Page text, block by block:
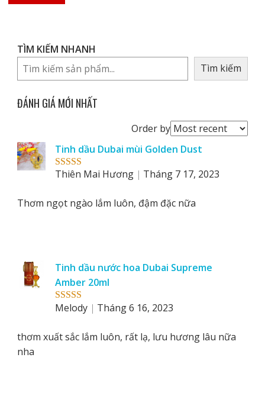
TÌM KIẾM NHANH
Tìm kiếm
ĐÁNH GIÁ MỚI NHẤT
Order byOrder
by
Rated5 out
Tinh dầu Dubai mùi Golden Dust
Thiên Mai Hương
Tháng 7 17, 2023
Thơm ngọt ngào lắm luôn, đậm đặc nữa
Rated5out
Tinh dầu nước hoa Dubai Supreme
Amber 20ml
Melody
Tháng 6 16, 2023
thơm xuất sắc lắm luôn, rất lạ, lưu hương lâu nữa
nha